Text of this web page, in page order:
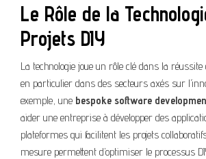
Le Rôle de la
Projets DIY
La technologie joue un rôle clé dans la
en particulier dans des secteurs axés sur
exemple, une bespoke software
aider une entreprise à développer des
plateformes qui facilitent les projets
mesure permettent d’optimiser le processus